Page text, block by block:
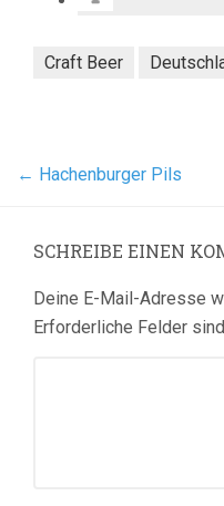
Craft Beer
← Hachenburger Pils
SCHREIBE EINEN
Deine E-Mail-Adresse
Erforderliche Felder